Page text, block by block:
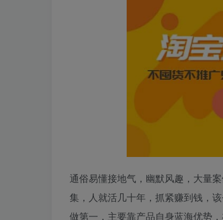
通俗易懂接地气，幽默风趣，大量
集，人就活几十年，抓紧赚到钱，
做第一，主要靠产品自身蓝海优势